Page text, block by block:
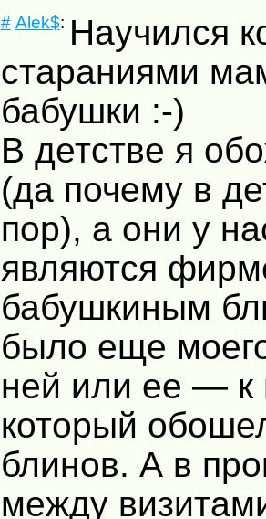
# Alek$: Научился
стараниями
бабушки :-)
В детстве я
(да почему в
пор), а они у
являются
бабушкиным
было еще
ней или ее — к
который
блинов. А в
между